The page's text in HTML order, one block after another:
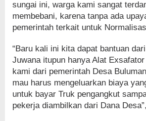
sungai ini, warga kami sangat
membebani, karena tanpa ada
pemerintah terkait untuk
“Baru kali ini kita dapat bantuan
Juwana itupun hanya Alat
kami dari pemerintah Desa
mau harus mengeluarkan biaya
untuk bayar Truk pengangkut
pekerja diambilkan dari Dana